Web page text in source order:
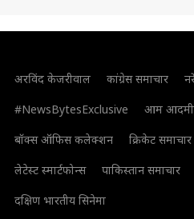
अरविंद केजरीवाल कांग्रेस समाचार
#NewsBytesExclusive
आम आदमी
बॉक्स ऑफिस कलेक्शन
क्रिकेट समाचार
लेटेस्ट स्मार्टफोन्स
पाकिस्तान समाचार
दक्षिण भारतीय सिनेमा